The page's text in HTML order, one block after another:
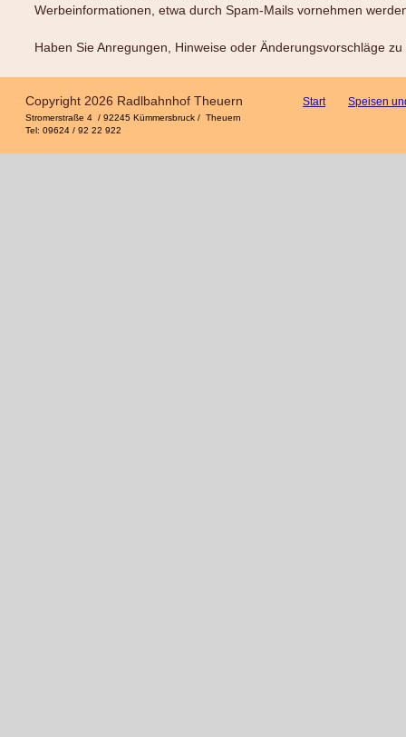
Werbeinformationen, etwa durch Spam-Mails vornehmen
Haben Sie Anregungen, Hinweise oder Änderungsvorschläge
Copyright 2026 Radlbahnhof Theuern
Stromerstraße 4  / 92245 Kümmersbruck /  Theuern
Tel: 09624 / 92 22 922
Start Speisen